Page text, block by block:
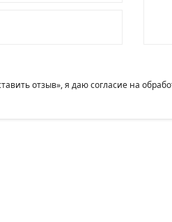
отзыв», я даю согласие на